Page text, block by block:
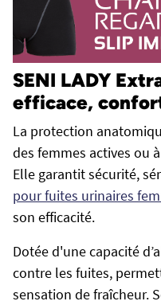
SENI LADY
efficace,
La protection
des femmes actives ou
Elle garantit sécurité,
pour fuites urinaires
son efficacité.
Dotée d'une capacité
contre les fuites,
sensation de fraîcheur.